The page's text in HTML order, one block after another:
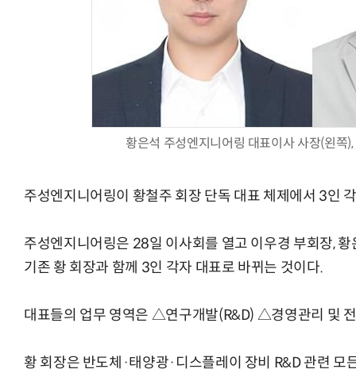
황은석 주성엔지니어링 대표이사 사장(왼쪽
주성엔지니어링이 황철주 회장 단독 대표 체제에서 3인
주성엔지니어링은 28일 이사회를 열고 이우경 부회장,
기존 황 회장과 함께 3인 각자 대표로 바뀌는 것이다.
대표들의 업무 영역은 △연구개발(R&D) △경영관리 및
황 회장은 반도체·태양광·디스플레이 장비 R&D 관련 모